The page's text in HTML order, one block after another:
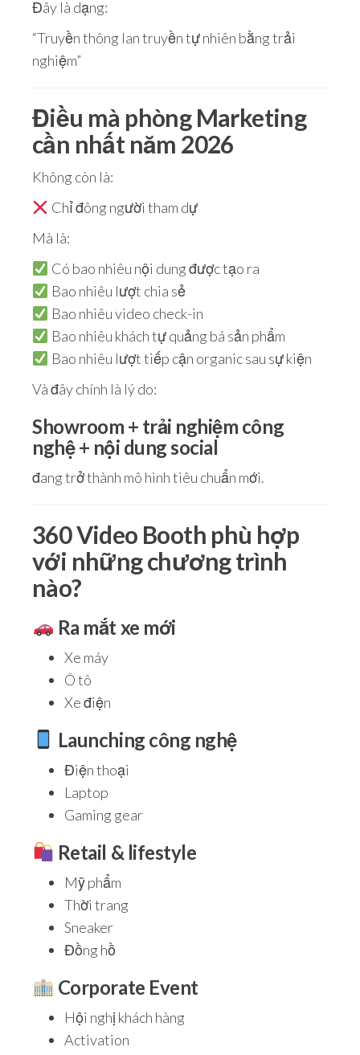
Đây là dạng:
“Truyền thông lan truyền tự nhiên bằng trải
nghiệm”
Điều mà phòng Marketing
cần nhất năm 2026
Không còn là:
Chỉ đông người tham dự
Mà là:
Có bao nhiêu nội dung được tạo ra
Bao nhiêu lượt chia sẻ
Bao nhiêu video check-in
Bao nhiêu khách tự quảng bá sản phẩm
Bao nhiêu lượt tiếp cận organic sau sự kiện
Và đây chính là lý do:
Showroom + trải nghiệm công
nghệ + nội dung social
đang trở thành mô hình tiêu chuẩn mới.
360 Video Booth phù hợp
với những chương trình
nào?
Ra mắt xe mới
Xe máy
Ô tô
Xe điện
Launching công nghệ
Điện thoại
Laptop
Gaming gear
Retail & lifestyle
Mỹ phẩm
Thời trang
Sneaker
Đồng hồ
Corporate Event
Hội nghị khách hàng
Activation